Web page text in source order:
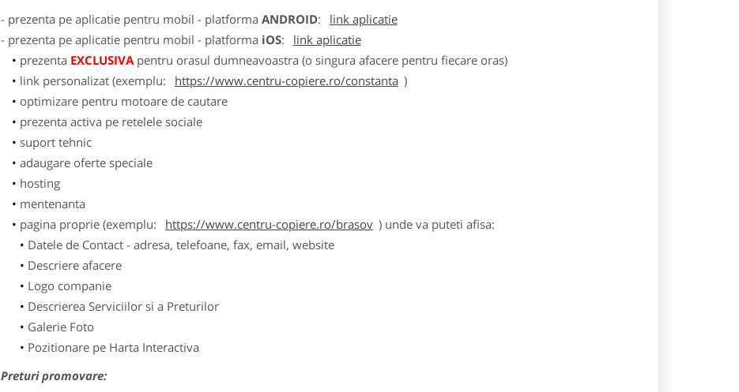
- prezenta pe aplicatie pentru mobil - platforma ANDROID:
link aplicatie
- prezenta pe aplicatie pentru mobil - platforma iOS:
link aplicatie
prezenta EXCLUSIVApentru orasul dumneavoastra (o singura afacere pentru fiecare oras)
link personalizat (exemplu:
https://www.centru-copiere.ro/constanta )
optimizare pentru motoare de cautare
prezenta activa pe retelele sociale
suport tehnic
adaugare oferte speciale
hosting
mentenanta
pagina proprie (exemplu:
https://www.centru-copiere.ro/brasov ) unde va puteti afisa:
Datele de Contact - adresa, telefoane, fax, email, website
Descriere afacere
Logo companie
Descrierea Serviciilor si a Preturilor
Galerie Foto
Pozitionare pe Harta Interactiva
Preturi promovare: